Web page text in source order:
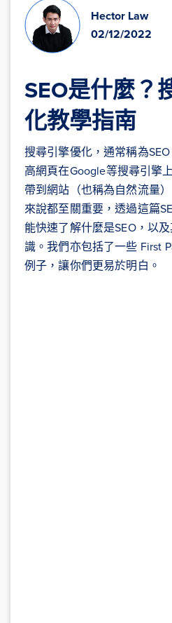
Hector Law
02/12/2022
SEO是什麼？
化教學指南
搜尋引擎優化，通常稱為
高網頁在Google等搜尋引擎
帶到網站（也稱為自然流量
來說都至關重要，透過這篇
能快速了解什麼是SEO，以
識。我們亦包括了一些 First
例子，讓你們更易於明白。